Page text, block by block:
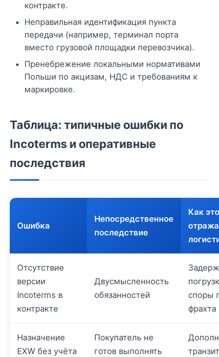
контракте.
Неправильная идентификация пункта
передачи (например, терминал порта
вместо грузовой площадки перевозчика).
Пренебрежение локальными нормативами
Польши по акцизам, НДС и требованиям к
маркировке.
Таблица: типичные ошибки по
Incoterms и оперативные
последствия
Ошибка
Непосредственное
последствие
Как это
Отсутствие
версии
Incoterms в
контракте
Двусмысленность
обязанностей
споры
фрахта
Назначение
EXW без учёта
Покупатель не
готов выполнять